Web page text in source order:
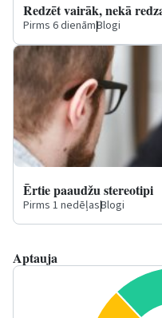
Redzēt vairāk, nekā
Pirms 6 dienām|Blogi
Ērtie paaudžu stereotipi
Pirms 1 nedēļas|Blogi
Aptauja